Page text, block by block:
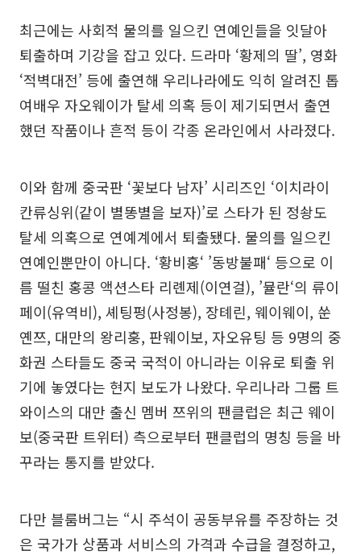
최근에는 사회적 물의를 일으킨 연예인들을 잇달아
퇴출하며 기강을 잡고 있다. 드라마 ‘황제의 딸’, 영화
‘적벽대전’ 등에 출연해 우리나라에도 익히 알려진 톱
여배우 자오웨이가 탈세 의혹 등이 제기되면서 출연
했던 작품이나 흔적 등이 각종 온라인에서 사라졌다.
이와 함께 중국판 ‘꽃보다 남자’ 시리즈인 ‘이치라이
칸류싱위(같이 별똥별을 보자)’로 스타가 된 정솽도
탈세 의혹으로 연예계에서 퇴출됐다. 물의를 일으킨
연예인뿐만이 아니다. ‘황비홍‘ ’동방불패‘ 등으로 이
름 떨친 홍콩 액션스타 리롄제(이연걸), ’뮬란‘의 류이
페이(유역비), 셰팅펑(사정봉), 장톄린, 웨이웨이, 쑨
옌쯔, 대만의 왕리훙, 판웨이보, 자오유팅 등 9명의 중
화권 스타들도 중국 국적이 아니라는 이유로 퇴출 위
기에 놓였다는 현지 보도가 나왔다. 우리나라 그룹 트
와이스의 대만 출신 멤버 쯔위의 팬클럽은 최근 웨이
보(중국판 트위터) 측으로부터 팬클럽의 명칭 등을 바
꾸라는 통지를 받았다.
다만 블룸버그는 “시 주석이 공동부유를 주장하는 것
은 국가가 상품과 서비스의 가격과 수급을 결정하고,